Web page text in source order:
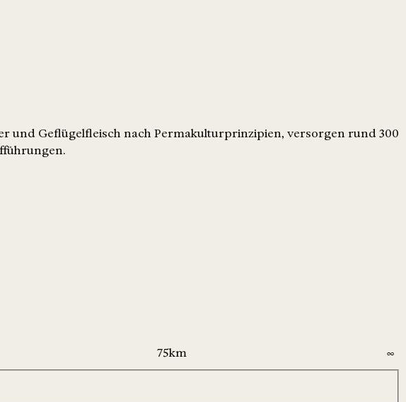
und Geflügelfleisch nach Permakulturprinzipien, versorgen rund 300